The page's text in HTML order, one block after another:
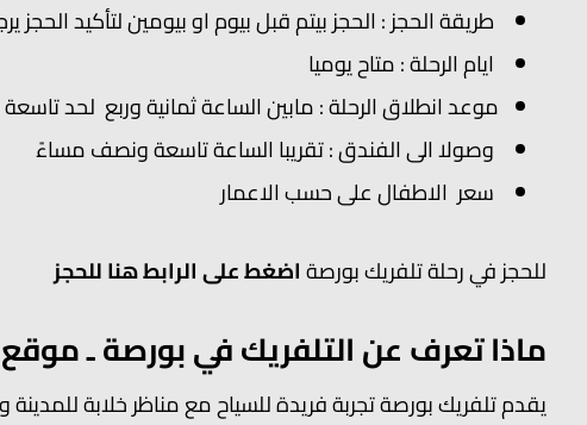
طريقة الحجز : الحجز بيتم قبل بيوم او بيومين لتأكيد
ايام الرحلة : متاح يوميا
موعد انطلاق الرحلة : مابين الساعة ثمانية وربع لحد
وصولا الى الفندق : تقريبا الساعة تاسعة ونصف مساءً
سعر الاطفال على حسب الاعمار
للحجز في رحلة تلفريك بورصةاضغط على الرابط هنا للحجز
ماذا تعرف عن التلفريك في بورصة ـ